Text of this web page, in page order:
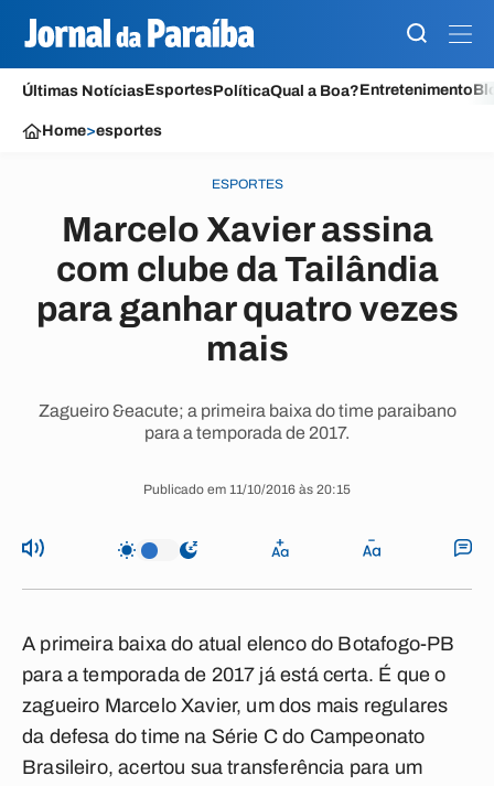
Últimas NotíciasEsportesPolíticaQual a Boa?Entretenimento
Home>esportes
ESPORTES
Marcelo Xavier assina
com clube da Tailândia
para ganhar quatro vezes
mais
Zagueiro &eacute; a primeira baixa do time paraibano
para a temporada de 2017.
Publicado em 11/10/2016 às 20:15
A primeira baixa do atual elenco do Botafogo-PB
para a temporada de 2017 já está certa. É que o
zagueiro Marcelo Xavier, um dos mais regulares
da defesa do time na Série C do Campeonato
Brasileiro, acertou sua transferência para um